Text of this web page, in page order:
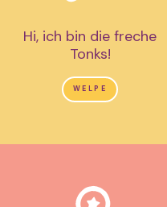
Hi, ich bin die freche
Tonks!
WELPE